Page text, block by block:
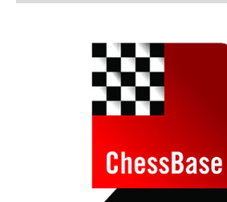
train more efficiently, intelligently and with a